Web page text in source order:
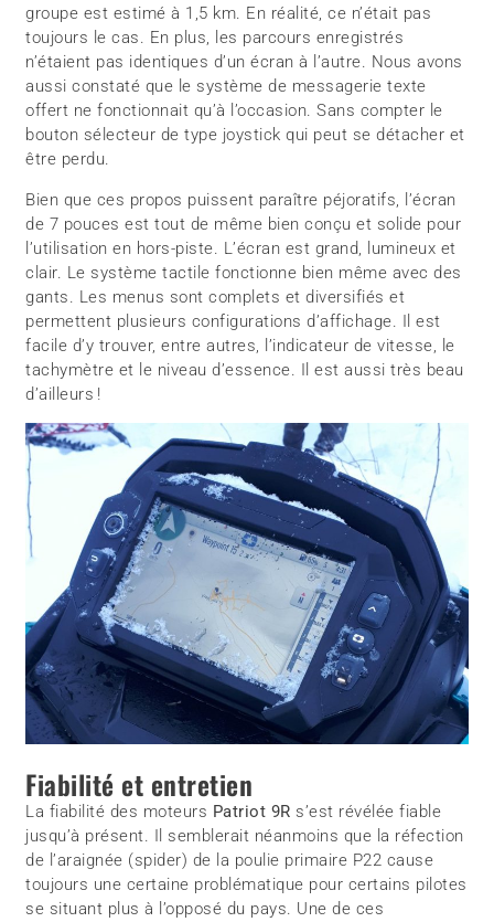
groupe est estimé à 1,5 km. En réalité, ce n’était pas
toujours le cas. En plus, les parcours enregistrés
n’étaient pas identiques d’un écran à l’autre. Nous avons
aussi constaté que le système de messagerie texte
offert ne fonctionnait qu’à l’occasion. Sans compter le
bouton sélecteur de type joystick qui peut se détacher et
être perdu.
Bien que ces propos puissent paraître péjoratifs, l’écran
de 7 pouces est tout de même bien conçu et solide pour
l’utilisation en hors-piste. L’écran est grand, lumineux et
clair. Le système tactile fonctionne bien même avec des
gants. Les menus sont complets et diversifiés et
permettent plusieurs configurations d’affichage. Il est
facile d’y trouver, entre autres, l’indicateur de vitesse, le
tachymètre et le niveau d’essence. Il est aussi très beau
d’ailleurs !
Fiabilité et entretien
La fiabilité des moteurs Patriot 9R s’est révélée fiable
jusqu’à présent. Il semblerait néanmoins que la réfection
de l’araignée (spider) de la poulie primaire P22 cause
toujours une certaine problématique pour certains pilotes
se situant plus à l’opposé du pays. Une de ces